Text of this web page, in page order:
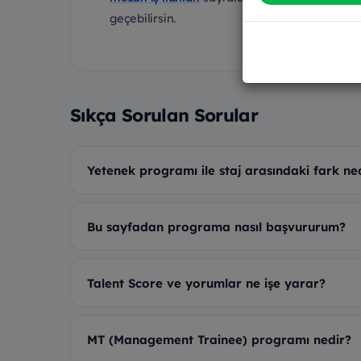
geçebilirsin.
Sıkça Sorulan Sorular
Yetenek programı ile staj arasındaki fark
Bu sayfadan programa nasıl başvururum?
Talent Score ve yorumlar ne işe yarar?
MT (Management Trainee) programı nedir?